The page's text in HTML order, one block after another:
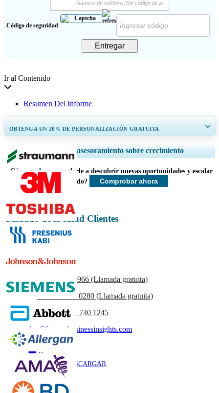
Código de seguridad
Entregar
Ir al Contenido
Resumen Del Informe
OBTENGA UN 20% DE PERSONALIZACIÓN GRATUITA
Ampliar la cobertura regional y por país, Análisis de segmentos, Perfiles
de empresas, Benchmarking competitivo, e información sobre el usuario
final.
Personalizar ahora
Servicios de asesoramiento sobre crecimiento
¿Cómo podemos ayudarle a descubrir nuevas oportunidades y escalar
más rápido?
Comprobar ahora
Cuidado de la salud Clientes
Contáctenos
US
+1 833 909 2966 (Llamada gratuita)
+44 808 502 0280 (Llamada gratuita)
(APAC) +91 744 740 1245
sales@fortunebusinessinsights.com
Llamar
Correo
DESCARGAR
MUESTRA
Suscríbete al Boletín